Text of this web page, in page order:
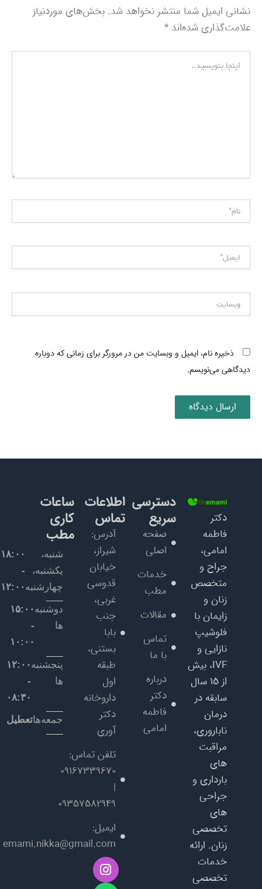
نشانی ایمیل شما منتشر نخواهد شد. بخش‌های موردنیاز
علامت‌گذاری شده‌اند *
بنویسید..
نام*
ذخیره نام، ایمیل و وبسایت من در مرورگر برای زمانی که دوباره
دیدگاهی می‌نویسم.
دکتر
فاطمه
امامی،
جراح و
متخصص
زنان و
زایمان با
فلوشیپ
نازایی و
IVF، بیش
از ۱۵ سال
سابقه در
درمان
ناباروری،
مراقبت‌
های
بارداری و
جراحی‌
های
تخصصی
زنان. ارائه
خدمات
تخصصی
دسترسی
سریع
صفحه
اصلی
خدمات
مطب
مقالات
تماس
با ما
درباره
دکتر
فاطمه
امامی
اطلاعات
تماس
آدرس:
شیراز،
خیابان
قدوسی
غربی،
جنب
بابا
بستنی،
طبقه
اول
داروخانه
دکتر
آوری
تلفن تماس:
09167339670
|
09357582949
ایمیل:
emami.nikka@gmail.com
I
n
s
W
h
a
ساعات
کاری
مطب
شنبه،
یکشنبه،
چهارشنبه
۱۸:۰۰
-
۱۲:۰۰
دوشنبه
ها
۱۵:۰۰
-
۱۰:۰۰
پنجشنبه
ها
۱۲:۰۰
-
۰۸:۳۰
جمعه‌هاتعطیل